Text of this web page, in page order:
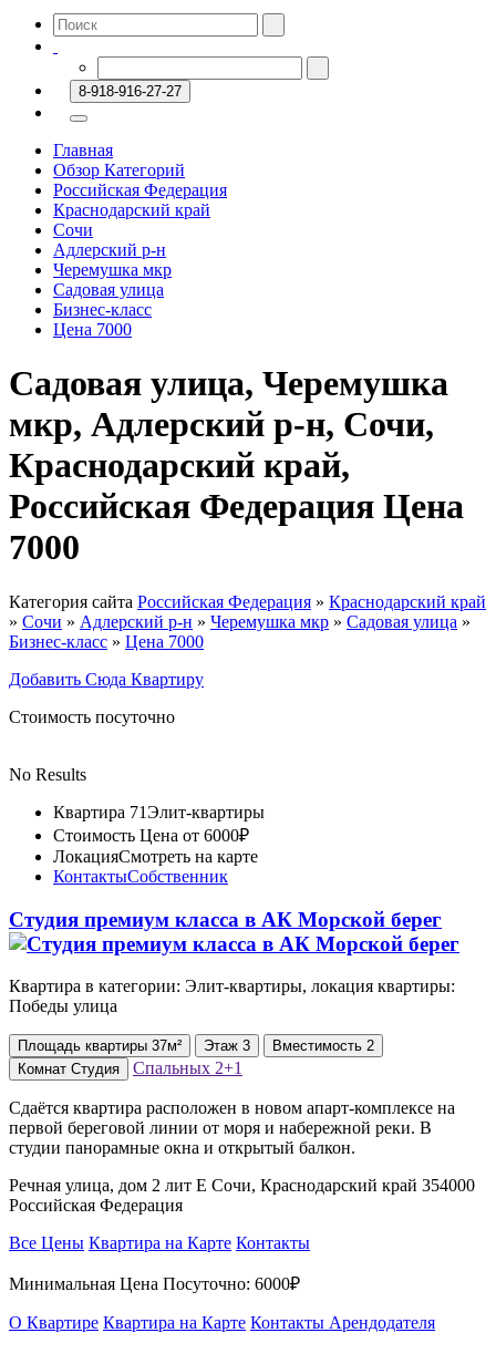
8-918-916-27-27
Главная
Обзор Категорий
Российская Федерация
Краснодарский край
Сочи
Адлерский р-н
Черемушка мкр
Садовая улица
Бизнес-класс
Цена 7000
Садовая улица, Черемушка
мкр, Адлерский р-н, Сочи,
Краснодарский край,
Российская Федерация Цена
7000
Категория сайта Российская Федерация » Краснодарский край
» Сочи » Адлерский р-н » Черемушка мкр » Садовая улица »
Бизнес-класс » Цена 7000
Добавить Сюда Квартиру
Стоимость посуточно
No Results
Квартира 71Элит-квартиры
Стоимость Цена от 6000₽
ЛокацияСмотреть на карте
КонтактыСобственник
Студия премиум класса в АК Морской берег
Квартира в категории: Элит-квартиры, локация квартиры:
Победы улица
Площадь квартиры 37м² Этаж 3 Вместимость 2
Комнат Студия Спальных 2+1
Сдаётся квартира расположен в новом апарт-комплексе на
первой береговой линии от моря и набережной реки. В
студии панорамные окна и открытый балкон.
Речная улица, дом 2 лит Е Сочи, Краснодарский край 354000
Российская Федерация
Все Цены Квартира на Карте Контакты
Минимальная Цена Посуточно: 6000₽
О Квартире Квартира на Карте Контакты Арендодателя